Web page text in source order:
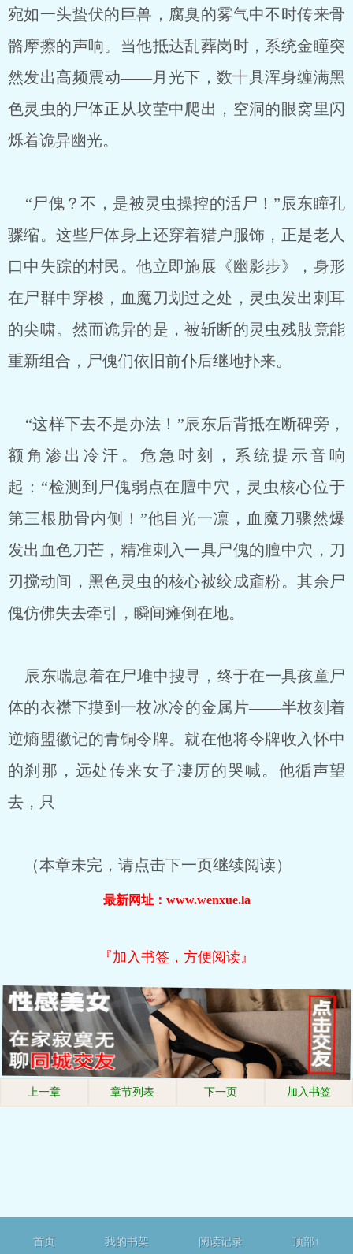
宛如一头蛰伏的巨兽，腐臭的雾气中不时传来骨
骼摩擦的声响。当他抵达乱葬岗时，系统金瞳突
然发出高频震动——月光下，数十具浑身缠满黑
色灵虫的尸体正从坟茔中爬出，空洞的眼窝里闪
烁着诡异幽光。
“尸傀？不，是被灵虫操控的活尸！”辰东瞳孔
骤缩。这些尸体身上还穿着猎户服饰，正是老人
口中失踪的村民。他立即施展《幽影步》，身形
在尸群中穿梭，血魔刀划过之处，灵虫发出刺耳
的尖啸。然而诡异的是，被斩断的灵虫残肢竟能
重新组合，尸傀们依旧前仆后继地扑来。
“这样下去不是办法！”辰东后背抵在断碑旁，
额角渗出冷汗。危急时刻，系统提示音响
起：“检测到尸傀弱点在膻中穴，灵虫核心位于
第三根肋骨内侧！”他目光一凛，血魔刀骤然爆
发出血色刀芒，精准刺入一具尸傀的膻中穴，刀
刃搅动间，黑色灵虫的核心被绞成齑粉。其余尸
傀仿佛失去牵引，瞬间瘫倒在地。
辰东喘息着在尸堆中搜寻，终于在一具孩童尸
体的衣襟下摸到一枚冰冷的金属片——半枚刻着
逆熵盟徽记的青铜令牌。就在他将令牌收入怀中
的刹那，远处传来女子凄厉的哭喊。他循声望
去，只
（本章未完，请点击下一页继续阅读）
最新网址：www.wenxue.la
『加入书签，方便阅读』
上一章 章节列表 下一页 加入书签
首页 我的书架 阅读记录 顶部↑